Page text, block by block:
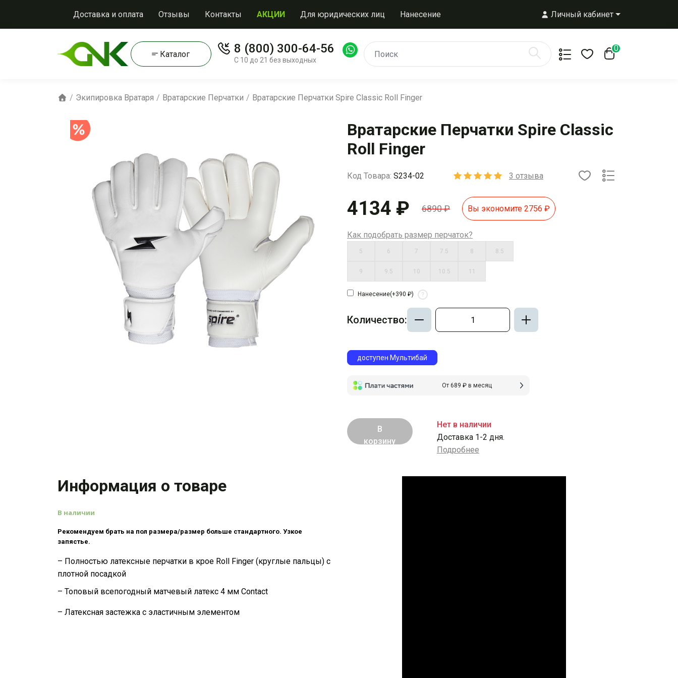
Доставка и оплата Отзывы Контакты АКЦИИ Для юридических лиц Нанесение Личный кабинет
Каталог 8 (800) 300-64-56
С 10 до 21 без выходных
0
Экипировка Вратаря Вратарские Перчатки Вратарские Перчатки Spire Classic Roll Finger
Вратарские Перчатки Spire Classic
Roll Finger
Код Товара: S234-02 3 отзыва
4134 ₽ 6890 ₽ Вы экономите 2756 ₽
Как подобрать размер перчаток?
5 6 7 7.5 8 8.5
9 9.5 10 10.5 11
Нанесение(+390 ₽) ?
Количество:
доступен Мультибай
От 689 ₽ в месяц
В
корзину
Нет в наличии
Доставка 1-2 дня.
Подробнее
Информация о товаре
В наличии
Рекомендуем брать на пол размера/размер больше стандартного. Узкое
запястье.
– Полностью латексные перчатки в крое Roll Finger (круглые пальцы) c
плотной посадкой
– Топовый всепогодный матчевый латекс 4 мм Contact
– Латексная застежка с эластичным элементом